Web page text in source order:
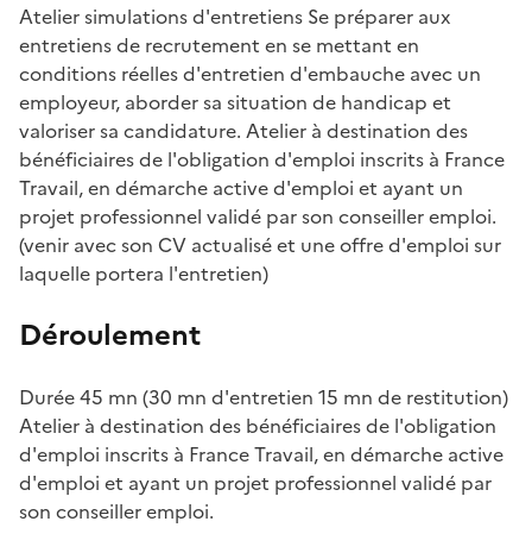
Atelier simulations d'entretiens Se préparer aux
entretiens de recrutement en se mettant en
conditions réelles d'entretien d'embauche avec un
employeur, aborder sa situation de handicap et
valoriser sa candidature. Atelier à destination des
bénéficiaires de l'obligation d'emploi inscrits à France
Travail, en démarche active d'emploi et ayant un
projet professionnel validé par son conseiller emploi.
(venir avec son CV actualisé et une offre d'emploi sur
laquelle portera l'entretien)
Déroulement
Durée 45 mn (30 mn d'entretien 15 mn de restitution)
Atelier à destination des bénéficiaires de l'obligation
d'emploi inscrits à France Travail, en démarche active
d'emploi et ayant un projet professionnel validé par
son conseiller emploi.